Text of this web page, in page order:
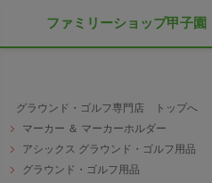
グラウンド・ゴルフ専門店 トップへ
マーカー ＆ マーカーホルダー
アシックス グラウンド・ゴルフ用品
グラウンド・ゴルフ用品
ファミリーショップ甲子園